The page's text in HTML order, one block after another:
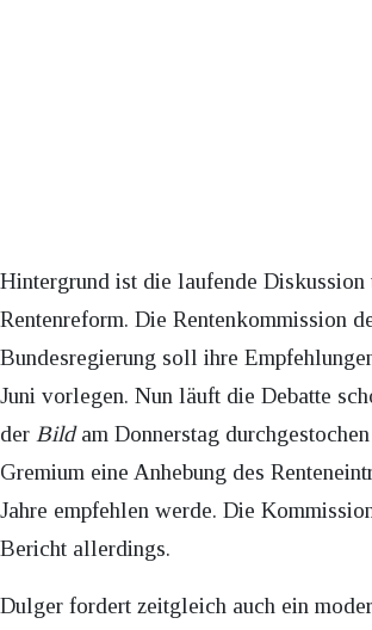
Hintergrund ist die laufende Diskussion
Rentenreform. Die Rentenkommission
Bundesregierung soll ihre
Juni vorlegen. Nun läuft die Debatte
der Bildam Donnerstag
Gremium eine Anhebung des
Jahre empfehlen werde. Die
Bericht allerdings.
Dulger fordert zeitgleich auch ein